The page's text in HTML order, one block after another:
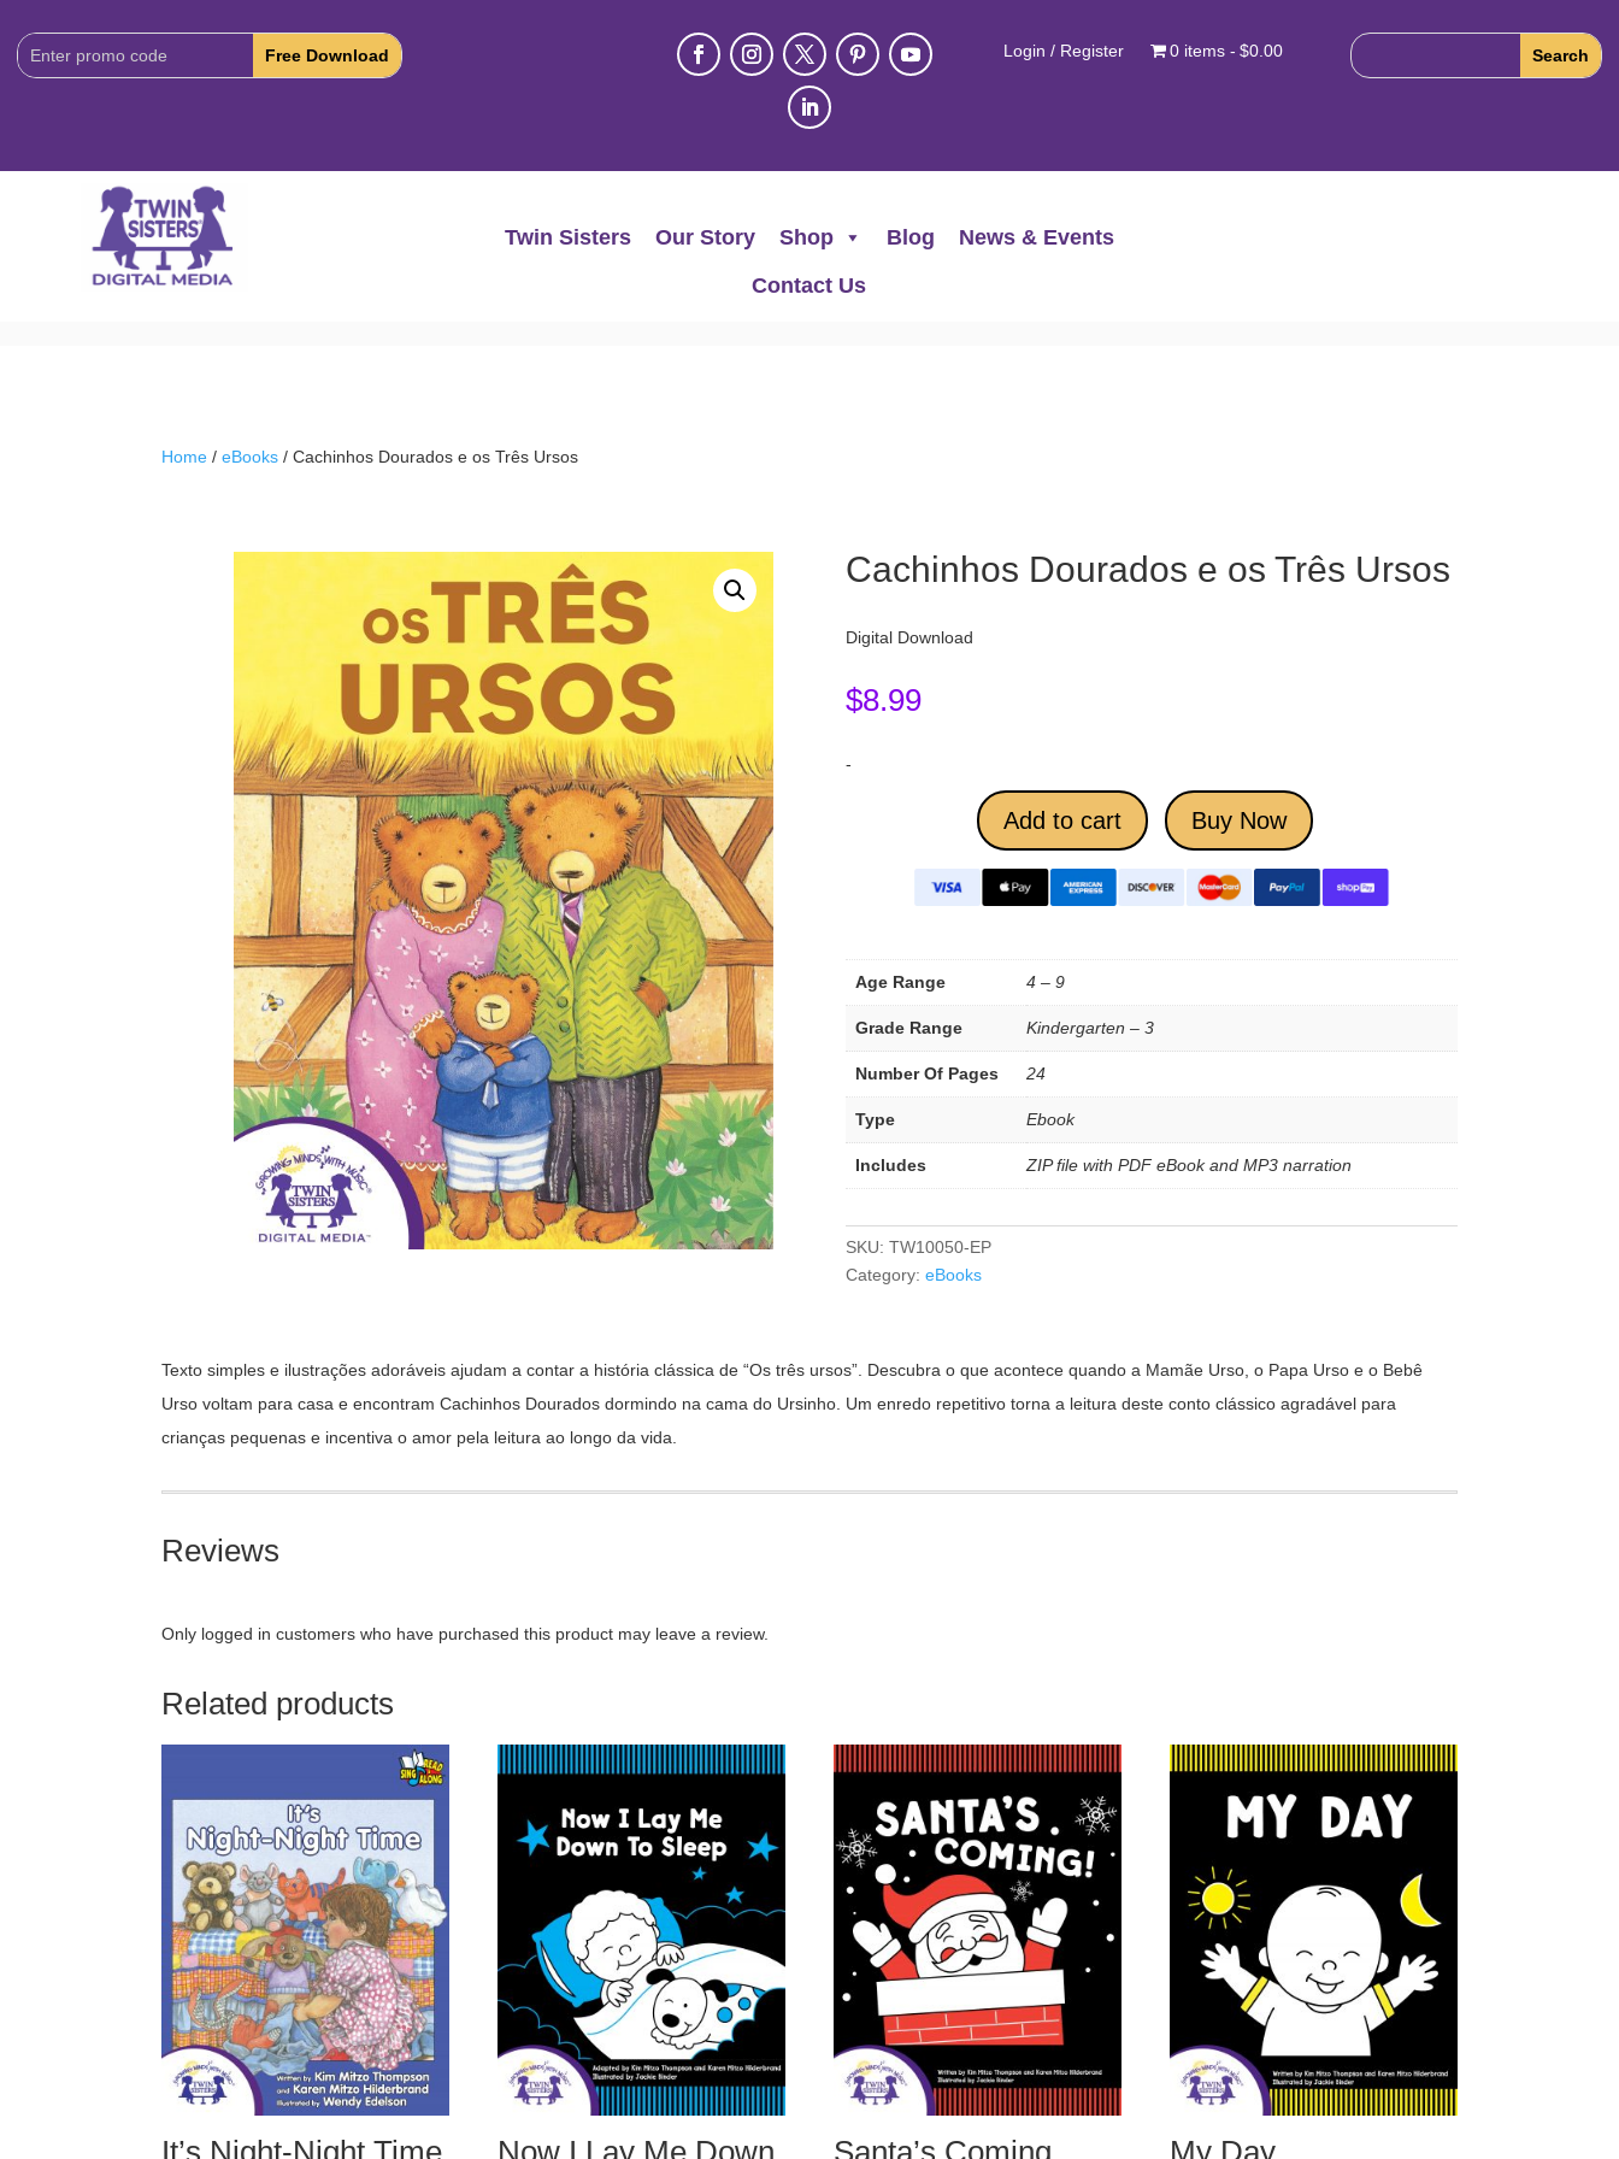
Download
Code:
Login / Register 0 items $0.00
Twin Sisters Our Story Shop Blog
News & Events
Contact Us
Home /eBooks / Cachinhos Dourados e os Três Ursos
Cachinhos Dourados e os Três Ursos
Digital Download
$8.99
-
Add to cart Buy Now
Age Range 4 – 9
Grade Range Kindergarten – 3
Number Of Pages 24
Type Ebook
Includes ZIP file with PDF eBook and MP3 narration
SKU: TW10050-EP
Category: eBooks
Texto simples e ilustrações adoráveis ajudam a contar a história clássica de “Os três ursos”. Descubra o que acontece quando a Mamãe Urso, o Papa Urso e o Bebê
Urso voltam para casa e encontram Cachinhos Dourados dormindo na cama do Ursinho. Um enredo repetitivo torna a leitura deste conto clássico agradável para
crianças pequenas e incentiva o amor pela leitura ao longo da vida.
Reviews
Only logged in customers who have purchased this product may leave a review.
Related products